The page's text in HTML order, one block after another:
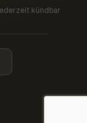
kündbar